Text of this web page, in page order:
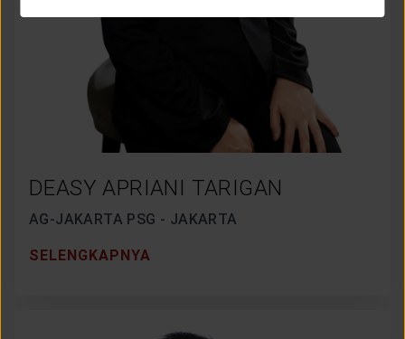
DEASY APRIANI TARIGAN
AG-JAKARTA PSG - JAKARTA
SELENGKAPNYA